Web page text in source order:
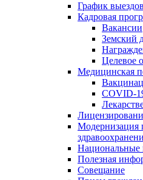
График
Кадровая
Вакансии
Земский
Целевое
Медицинская
COVID-
Модернизация
Национальные
Полезная
Совещание